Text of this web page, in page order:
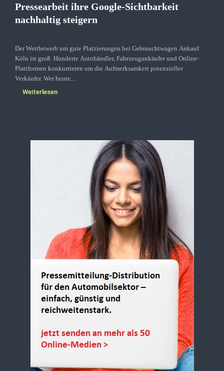
Pressearbeit ihre Google-Sichtbarkeit
nachhaltig steigern
Der Wettbewerb um gute Platzierungen bei Gebrauchtwagen Ankauf
Köln ist groß. Hunderte Autohändler, Fahrzeugankäufer und Online-
Plattformen konkurrieren um die Aufmerksamkeit potenzieller
Verkäufer. Wer heute...
Weiterlesen